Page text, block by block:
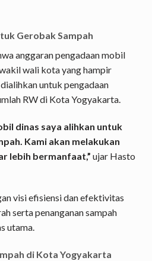
Gerobak Sampah
anggaran pengadaan mobil
wali kota yang hampir
untuk pengadaan
RW di Kota Yogyakarta.
dinas saya alihkan untuk
Kami akan melakukan
lebih bermanfaat,” ujar Hasto
visi efisiensi dan efektivitas
serta penanganan sampah
utama.
di Kota Yogyakarta